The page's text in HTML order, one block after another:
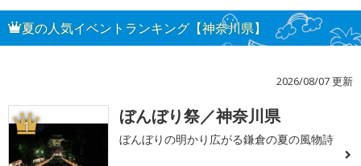
夏の人気イベントランキング【神奈川県】
2026/08/07 更新
1 ぼんぼり祭／神奈川県
ぼんぼりの明かり広がる鎌倉の夏の風物詩